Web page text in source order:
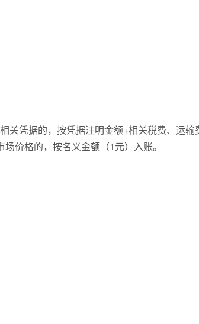
关凭据的，按凭据注明金额+相关税费、运输
价格的，按名义金额（1元）入账。